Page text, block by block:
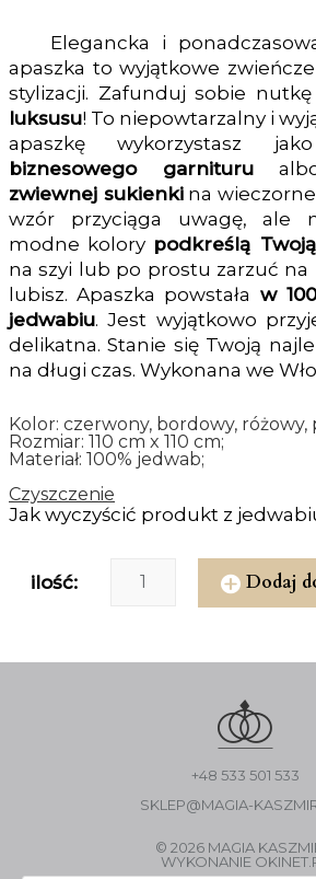
Elegancka i
apaszka to wyjątkowe
stylizacji. Zafunduj sobie nutkę
luksusu! To niepowtarzalny i
apaszkę wykorzystasz
biznesowego garnituru
zwiewnej sukienkina
wzór przyciąga uwagę, ale
modne kolory podkreślą
na szyi lub po prostu zarzuć na
lubisz. Apaszka powstała w
jedwabiu. Jest wyjątkowo
delikatna. Stanie się Twoją
na długi czas. Wykonana we
Kolor: czerwony, bordowy, różowy,
Rozmiar: 110 cm x 110 cm;
Materiał: 100% jedwab;
Czyszczenie
Jak wyczyścić produkt z
ilość: Dodaj
+48 533 501 533
SKLEP@MAGIA-
© 2026 MAGIA
WYKONANIE